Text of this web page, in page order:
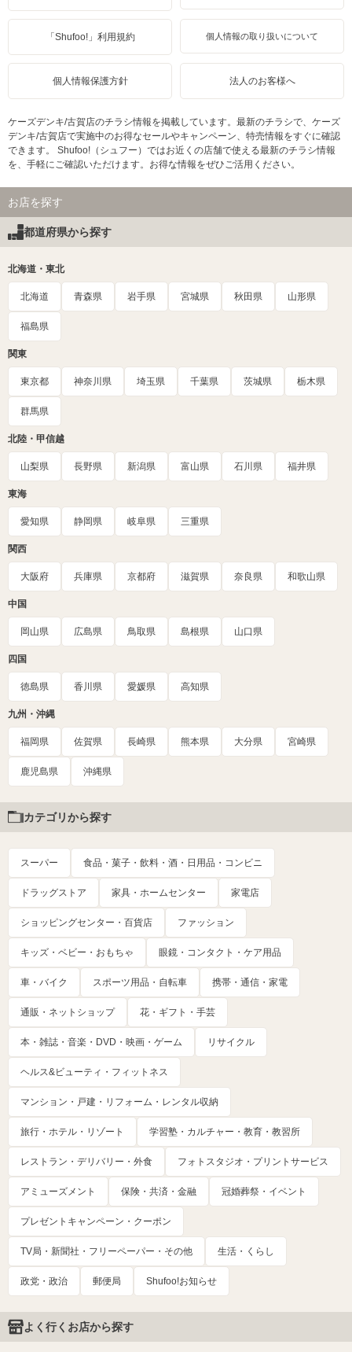
「Shufoo!」利用規約 個人情報の取り扱いについて
個人情報保護方針 法人のお客様へ
ケーズデンキ/古賀店のチラシ情報を掲載しています。最新のチラシで、ケーズ
デンキ/古賀店で実施中のお得なセールやキャンペーン、特売情報をすぐに確認
できます。 Shufoo!（シュフー）ではお近くの店舗で使える最新のチラシ情報
を、手軽にご確認いただけます。お得な情報をぜひご活用ください。
お店を探す
都道府県から探す
北海道・東北
北海道 青森県 岩手県 宮城県 秋田県 山形県
福島県
関東
東京都 神奈川県 埼玉県 千葉県 茨城県 栃木県
群馬県
北陸・甲信越
山梨県 長野県 新潟県 富山県 石川県 福井県
東海
愛知県 静岡県 岐阜県 三重県
関西
大阪府 兵庫県 京都府 滋賀県 奈良県 和歌山県
中国
岡山県 広島県 鳥取県 島根県 山口県
四国
徳島県 香川県 愛媛県 高知県
九州・沖縄
福岡県 佐賀県 長崎県 熊本県 大分県 宮崎県
鹿児島県 沖縄県
カテゴリから探す
スーパー 食品・菓子・飲料・酒・日用品・コンビニ
ドラッグストア 家具・ホームセンター 家電店
ショッピングセンター・百貨店 ファッション
キッズ・ベビー・おもちゃ 眼鏡・コンタクト・ケア用品
車・バイク スポーツ用品・自転車 携帯・通信・家電
通販・ネットショップ 花・ギフト・手芸
本・雑誌・音楽・DVD・映画・ゲーム リサイクル
ヘルス&ビューティ・フィットネス
マンション・戸建・リフォーム・レンタル収納
旅行・ホテル・リゾート 学習塾・カルチャー・教育・教習所
レストラン・デリバリー・外食 フォトスタジオ・プリントサービス
アミューズメント 保険・共済・金融 冠婚葬祭・イベント
プレゼントキャンペーン・クーポン
TV局・新聞社・フリーペーパー・その他 生活・くらし
政党・政治 郵便局 Shufoo!お知らせ
よく行くお店から探す